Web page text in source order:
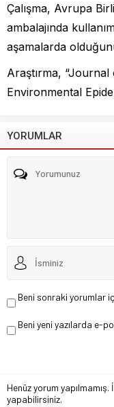
Çalışma, Avrupa
ambalajında
aşamalarda
Araştırma,
Environmental
YORUMLAR
Beni sonraki yorumlar
Beni yeni yazılarda e-
Henüz yorum
yapabilirsiniz.